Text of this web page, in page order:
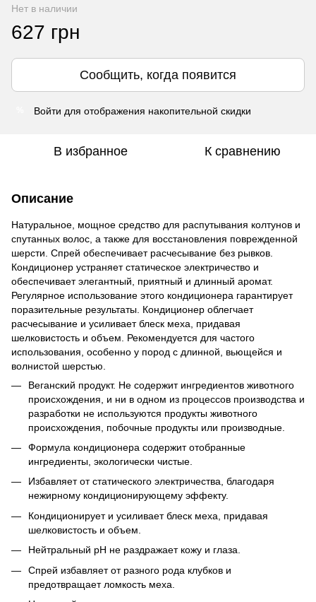
Нет в наличии
627 грн
Сообщить, когда появится
Войти для отображения накопительной скидки
В избранное К сравнению
Описание
Натуральное, мощное средство для распутывания колтунов и
спутанных волос, а также для восстановления поврежденной
шерсти. Cпрей обеспечивает расчесывание без рывков.
Кондиционер устраняет статическое электричество и
обеспечивает элегантный, приятный и длинный аромат.
Регулярное использование этого кондиционера гарантирует
поразительные результаты. Кондиционер облегчает
расчесывание и усиливает блеск меха, придавая
шелковистость и объем. Рекомендуется для частого
использования, особенно у пород с длинной, вьющейся и
волнистой шерстью.
Веганский продукт. Не содержит ингредиентов животного
происхождения, и ни в одном из процессов производства и
разработки не используются продукты животного
происхождения, побочные продукты или производные.
Формула кондиционера содержит отобранные
ингредиенты, экологически чистые.
Избавляет от статического электричества, благодаря
нежирному кондиционирующему эффекту.
Кондиционирует и усиливает блеск меха, придавая
шелковистость и объем.
Нейтральный pH не раздражает кожу и глаза.
Спрей избавляет от разного рода клубков и
предотвращает ломкость меха.